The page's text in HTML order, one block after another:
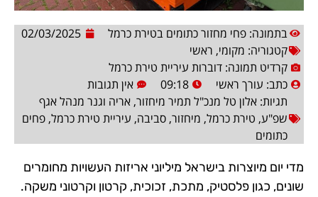
בתמונה: פחי מחזור כתומים בטירת כרמל
02/03/2025
קטגוריה: מקומי, ראשי
קרדיט תמונה: דוברות עיריית טירת כרמל
כתב: עורך ראשי 09:18
אין תגובות
תגיות: אלון טל מנכ"ל תמיר מיחזור, אריה וגנר מנהל אגף
שפ"ע, טירת כרמל, מיחזור, סביבה, עיריית טירת כרמל, פחים
כתומים
מדי יום מיוצרות בישראל מיליוני אריזות העשויות מחומרים
שונים, כגון פלסטיק, מתכת, זכוכית, קרטון וקרטוני משקה.